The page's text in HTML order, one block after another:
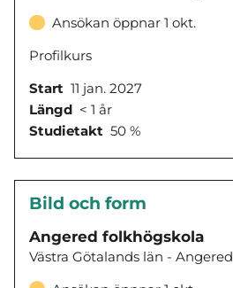
Ansökan öppnar 1 okt.
Profilkurs
Start 11 jan. 2027
Längd < 1 år
Studietakt 50 %
Bild och form
Angered folkhögskola
Västra Götalands län - Angered